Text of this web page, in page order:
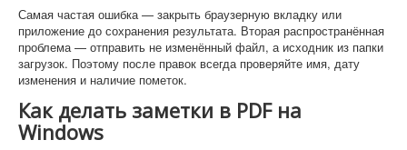
Самая частая ошибка — закрыть браузерную вкладку или
приложение до сохранения результата. Вторая распространённая
проблема — отправить не изменённый файл, а исходник из папки
загрузок. Поэтому после правок всегда проверяйте имя, дату
изменения и наличие пометок.
Как делать заметки в PDF на
Windows